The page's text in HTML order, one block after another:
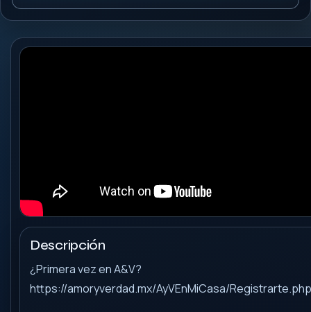
Descripción
¿Primera vez en A&V?
https://amoryverdad.mx/AyVEnMiCasa/Registrarte.php